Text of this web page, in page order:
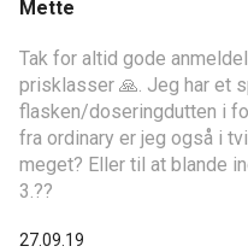
Mette
Tak for altid gode
prisklasser 🙏. Jeg har et
flasken/doseringdutten i
fra ordinary er jeg også i
meget? Eller til at blande
3.??
27.09.19